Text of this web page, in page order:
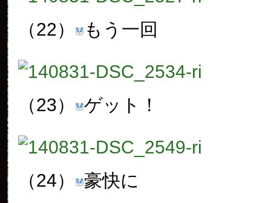
（22） もう一回
（23） ゲット！
（24） 豪快に